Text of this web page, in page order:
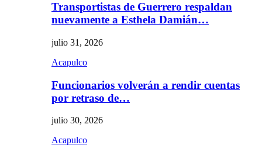
Transportistas de Guerrero respaldan
nuevamente a Esthela Damián…
julio 31, 2026
Acapulco
Funcionarios volverán a rendir cuentas
por retraso de…
julio 30, 2026
Acapulco